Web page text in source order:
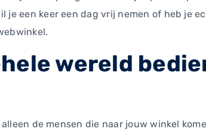
een keer een dag vrij nemen of heb je
wereld
de mensen die naar jouw winkel